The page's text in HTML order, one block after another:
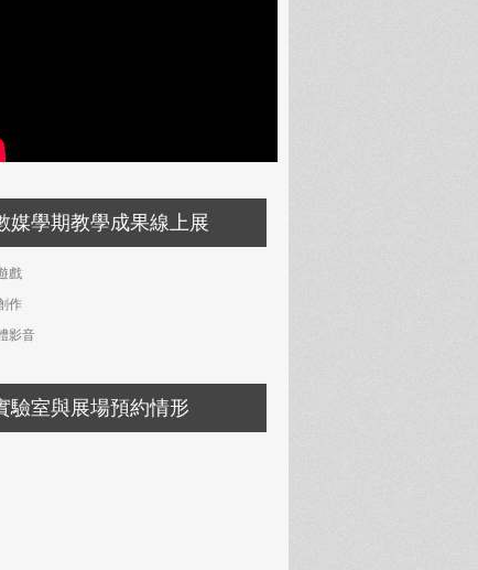
媒學期教學成果線上展
戲
作
影音
驗室與展場預約情形